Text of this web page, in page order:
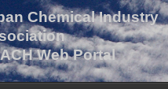
Chemical Industry
Web Portal